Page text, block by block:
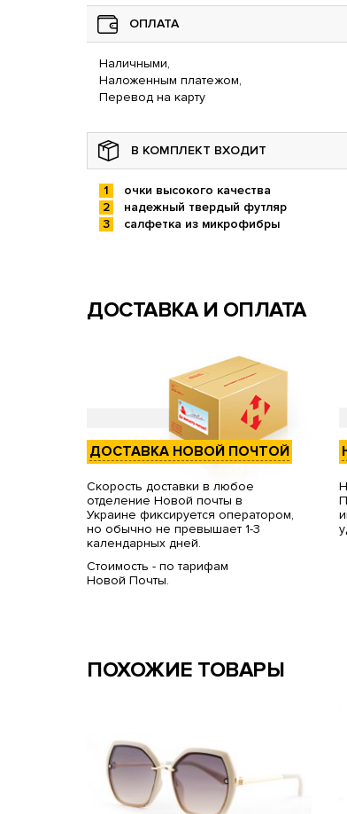
ОПЛАТА
Наличными,
Наложенным платежом,
Перевод на карту
В КОМПЛЕКТ ВХОДИТ
очки высокого качества
надежный твердый футляр
салфетка из микрофибры
ДОСТАВКА И ОПЛАТА
ДОСТАВКА НОВОЙ ПОЧТОЙ
Скорость доставки в любое
отделение Новой почты в
Украине фиксируется оператором,
но обычно не превышает 1-3
календарных дней.
Стоимость - по тарифам
Новой Почты.
ПОХОЖИЕ ТОВАРЫ